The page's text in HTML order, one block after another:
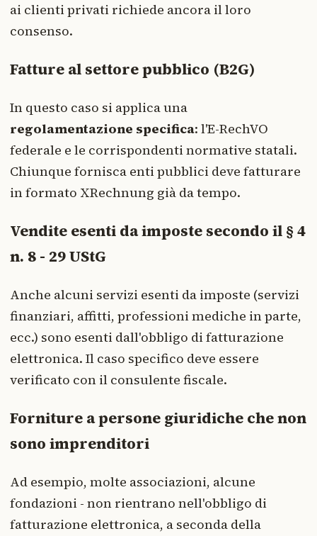
ai clienti privati richiede ancora il loro
consenso.
Fatture al settore pubblico (B2G)
In questo caso si applica una
regolamentazione specifica: l'E-RechVO
federale e le corrispondenti normative statali.
Chiunque fornisca enti pubblici deve fatturare
in formato XRechnung già da tempo.
Vendite esenti da imposte secondo il § 4
n. 8 - 29 UStG
Anche alcuni servizi esenti da imposte (servizi
finanziari, affitti, professioni mediche in parte,
ecc.) sono esenti dall'obbligo di fatturazione
elettronica. Il caso specifico deve essere
verificato con il consulente fiscale.
Forniture a persone giuridiche che non
sono imprenditori
Ad esempio, molte associazioni, alcune
fondazioni - non rientrano nell'obbligo di
fatturazione elettronica, a seconda della